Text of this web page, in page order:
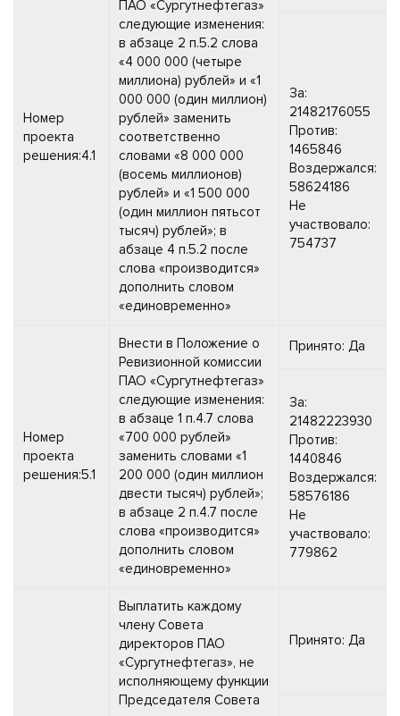
Номер
проекта
решения:4.1
ПАО «Сургутнефтегаз»
следующие изменения:
в абзаце 2 п.5.2 слова
«4 000 000 (четыре
миллиона) рублей» и «1
000 000 (один миллион)
рублей» заменить
соответственно
словами «8 000 000
(восемь миллионов)
рублей» и «1 500 000
(один миллион пятьсот
тысяч) рублей»; в
абзаце 4 п.5.2 после
слова «производится»
дополнить словом
«единовременно»
За:
21482176055
Против:
1465846
Воздержался:
58624186
Не
участвовало:
754737
Номер
проекта
решения:5.1
Внести в Положение о
Ревизионной комиссии
ПАО «Сургутнефтегаз»
следующие изменения:
в абзаце 1 п.4.7 слова
«700 000 рублей»
заменить словами «1
200 000 (один миллион
двести тысяч) рублей»;
в абзаце 2 п.4.7 после
слова «производится»
дополнить словом
«единовременно»
Принято: Да
За:
21482223930
Против:
1440846
Воздержался:
58576186
Не
участвовало:
779862
Выплатить каждому
члену Совета
директоров ПАО
«Сургутнефтегаз», не
исполняющему функции
Председателя Совета
Принято: Да